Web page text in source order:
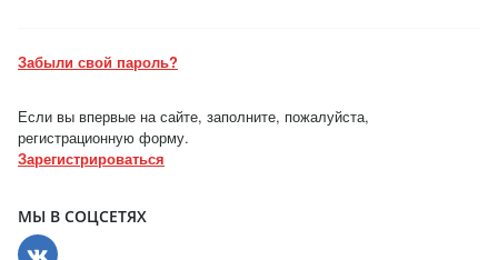
Забыли свой пароль?
Если вы впервые на сайте, заполните, пожалуйста,
регистрационную форму.
Зарегистрироваться
МЫ В СОЦСЕТЯХ